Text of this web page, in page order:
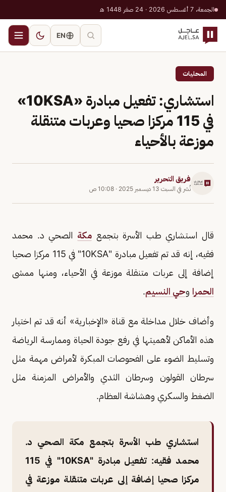
الجمعة، 7 أغسطس 2026 · 24 صفر 1448 هـ
EN
المحليات
استشاري: تفعيل مبادرة «10KSA»
في 115 مركزا صحيا وعربات متنقلة
موزعة بالأحياء
فريق التحرير
نُشر في السبت 13 ديسمبر 2025 · 10:08 ص
قال استشاري طب الأسرة بتجمعمكة الصحي د. محمد
فقيه، إنه قد تم تفعيل مبادرة "10KSA" في 115 مركزا صحيا
إضافة إلى عربات متنقلة موزعة في الأحياء، ومنها ممشى
الحمرا وحي النسيم.
وأضاف خلال مداخلة مع قناة «الإخبارية» أنه قد تم اختيار
هذه الأماكن لأهميتها في رفع جودة الحياة وممارسة الرياضة
وتسليط الضوء على الفحوصات المبكرة لأمراض مهمة مثل
سرطان القولون وسرطان الثدي والأمراض المزمنة مثل
الضغط والسكري وهشاشة العظام.
استشاري طب الأسرة بتجمع مكة الصحي د.
محمد فقيه: تفعيل مبادرة "10KSA" في 115
مركزا صحيا إضافة إلى عربات متنقلة موزعة في